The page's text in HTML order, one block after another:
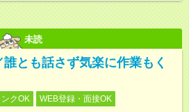
未読
とも話さず気楽に作業もく
ンクOK WEB登録・面接OK